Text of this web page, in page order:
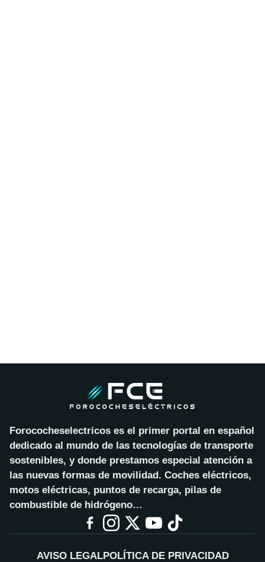
Forococheselectricos es el primer portal en español
dedicado al mundo de las tecnologías de transporte
sostenibles, y donde prestamos especial atención a
las nuevas formas de movilidad. Coches eléctricos,
motos eléctricas, puntos de recarga, pilas de
combustible de hidrógeno…
AVISO LEGALPOLÍTICA DE PRIVACIDAD